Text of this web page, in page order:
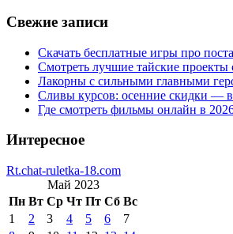
Свежие записи
Скачать бесплатные игры про
Смотреть лучшие тайские проекты
Лакорны с сильными главными
Сливы курсов: осенние скидки —
Где смотреть фильмы онлайн в
Интересное
Rt.chat-ruletka-18.com
Май 2023
Пн Вт Ср Чт Пт Сб Вс
1
2 3 4 5 6
7